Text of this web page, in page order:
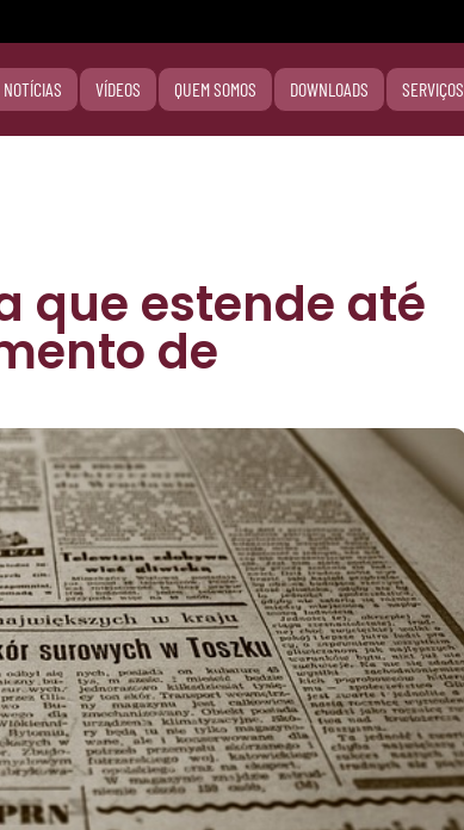
NOTÍCIAS VÍDEOS QUEM SOMOS DOWNLOADS SERVIÇOS
que estende até
de